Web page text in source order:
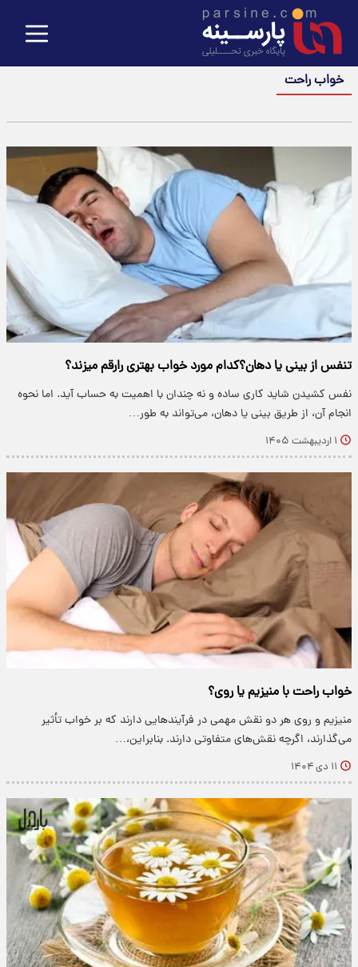
خواب راحت
تنفس از بینی یا دهان؟کدام مورد خواب بهتری رارقم میزند؟
نفس کشیدن شاید کاری ساده و نه چندان با اهمیت به حساب آید. اما نحوه‌
انجام آن، از طریق بینی یا دهان، می‌تواند به طور…
۱ اردیبهشت ۱۴۰۵
خواب راحت با منیزیم یا روی؟
منیزیم و روی هر دو نقش مهمی در فرآیندهایی دارند که بر خواب تأثیر
می‌گذارند، اگرچه نقش‌های متفاوتی دارند. بنابراین،…
۱۱ دی ۱۴۰۴